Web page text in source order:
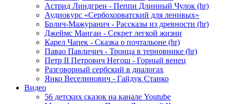
Астрид Линдгрен - Пеппи Длинный Чулок (hr)
Аудиокурс «Сербохорватский для ленивых»
Брлич-Мажуранич - Рассказы из древности (hr)
Джеймс Манган - Секрет легкой жизни
Карел Чапек - Сказка о почтальоне (hr)
Павао Павличич - Троица в терновнике (hr)
Петр II Петрович Негош - Горный венец
Разговорный сербский в диалогах
Янко Веселинович - Гайдук Станко
Видео
56 детских сказок на канале Youtube